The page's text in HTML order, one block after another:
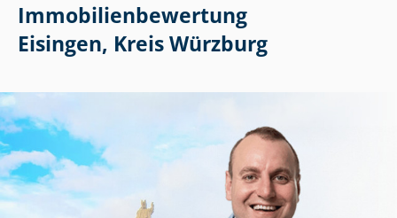
Immobilien­bewertung
Eisingen, Kreis Würzburg